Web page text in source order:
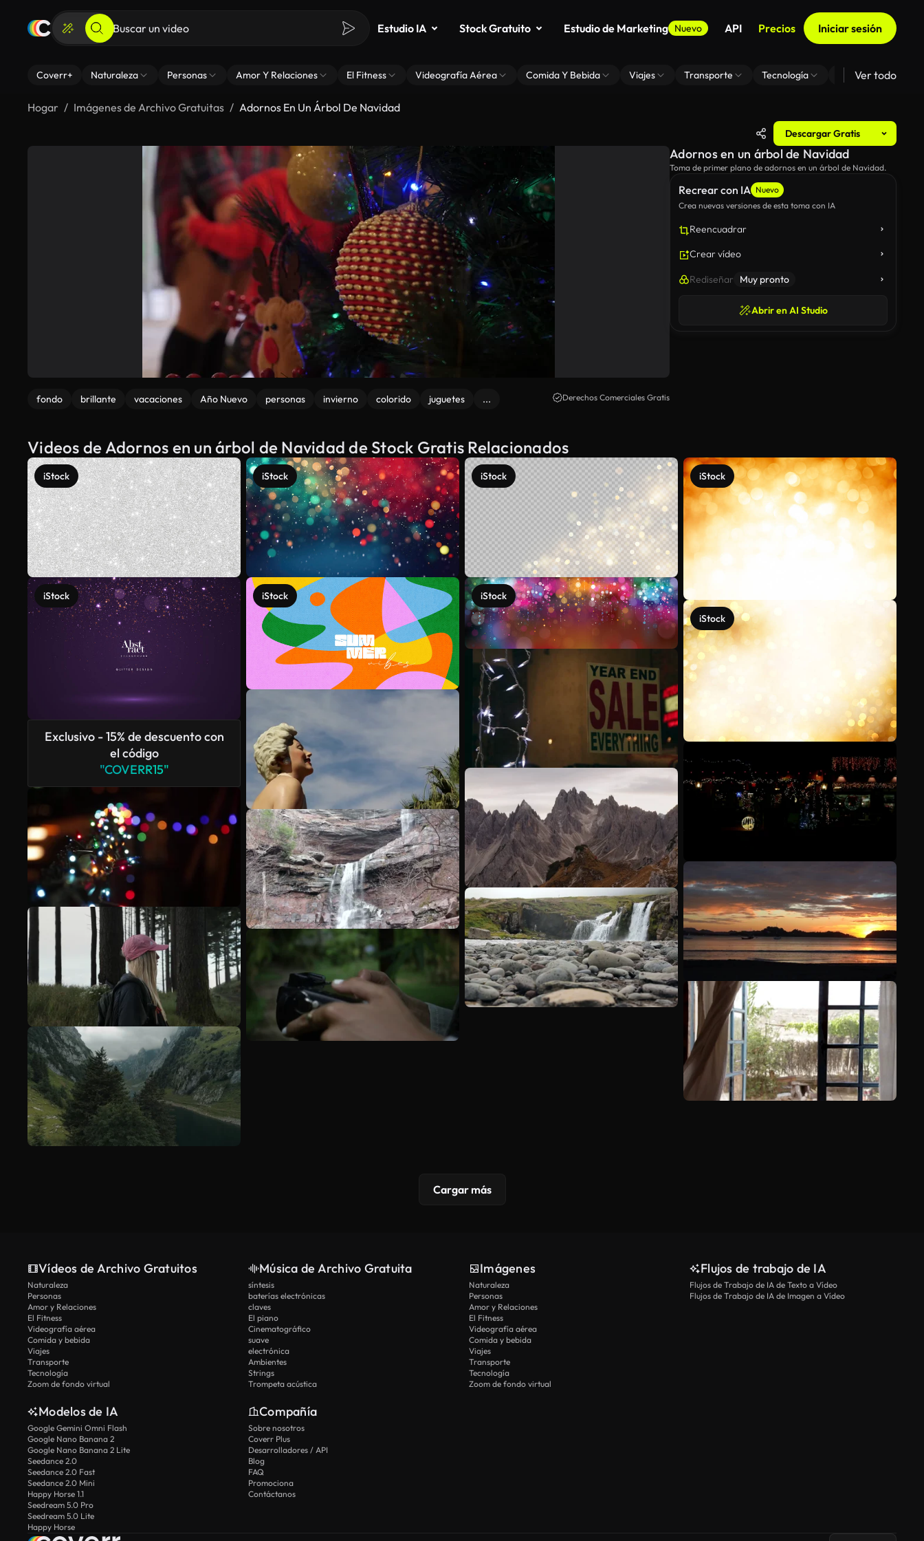
Estudio IA Stock Gratuito Estudio de Marketing Nuevo API Precios Iniciar sesión
Coverr+ Naturaleza Personas Amor Y Relaciones El Fitness Videografía Aérea Comida Y Bebida Viajes Transporte Tecnología Zoom De Fondo
Ver todo
Hogar Imágenes de Archivo Gratuitas Adornos En Un Árbol De Navidad
Descargar Gratis
fondo brillante vacaciones Año Nuevo personas invierno colorido juguetes ... Derechos Comerciales Gratis
Recrear con IA Nuevo
Crea nuevas versiones de esta toma con IA
Reencuadrar
Crear vídeo
Rediseñar Muy pronto
Abrir en AI Studio
Adornos en un árbol de Navidad
Toma de primer plano de adornos en un árbol de Navidad.
Videos de Adornos en un árbol de Navidad de Stock Gratis Relacionados
iStock
iStock
Exclusivo - 15% de descuento con
el código
"COVERR15"
iStock
iStock
iStock
iStock
iStock
iStock
Ver más
Cargar más
Vídeos de Archivo Gratuitos
Naturaleza
Personas
Amor y Relaciones
El Fitness
Videografía aérea
Comida y bebida
Viajes
Transporte
Tecnología
Zoom de fondo virtual
Música de Archivo Gratuita
síntesis
baterías electrónicas
claves
El piano
Cinematográfico
suave
electrónica
Ambientes
Strings
Trompeta acústica
Imágenes
Naturaleza
Personas
Amor y Relaciones
El Fitness
Videografía aérea
Comida y bebida
Viajes
Transporte
Tecnología
Zoom de fondo virtual
Flujos de trabajo de IA
Flujos de Trabajo de IA de Texto a Vídeo
Flujos de Trabajo de IA de Imagen a Vídeo
Modelos de IA
Google Gemini Omni Flash
Google Nano Banana 2
Google Nano Banana 2 Lite
Seedance 2.0
Seedance 2.0 Fast
Seedance 2.0 Mini
Happy Horse 1.1
Seedream 5.0 Pro
Seedream 5.0 Lite
Happy Horse
Compañía
Sobre nosotros
Coverr Plus
Desarrolladores / API
Blog
FAQ
Promociona
Contáctanos